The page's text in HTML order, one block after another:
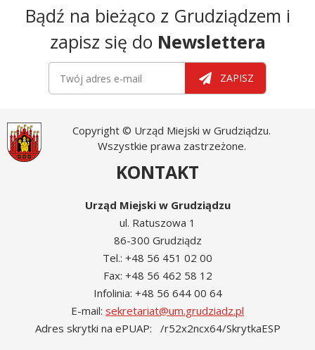
Newsletter
Bądź na bieżąco z Grudziądzem i
zapisz się do Newslettera
ZAPISZ
Copyright © Urząd Miejski w Grudziądzu.
Wszystkie prawa zastrzeżone.
KONTAKT
Urząd Miejski w Grudziądzu
ul. Ratuszowa 1
86-300 Grudziądz
Tel.: +48 56 451 02 00
Fax: +48 56 462 58 12
Infolinia: +48 56 644 00 64
E-mail: sekretariat@um.grudziadz.pl
Adres skrytki na ePUAP: /r52x2ncx64/SkrytkaESP